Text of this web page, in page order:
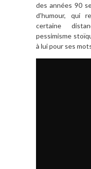
des années 90
d’humour, qui
certaine
pessimisme
à lui pour ses